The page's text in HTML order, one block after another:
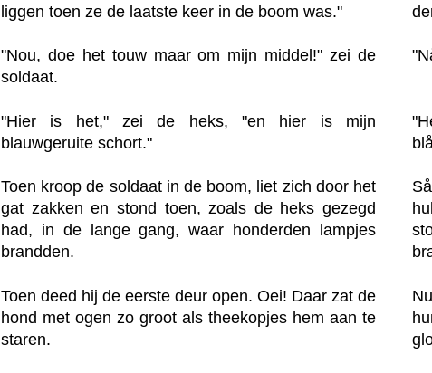
liggen toen ze de laatste keer in de boom was."
"Nou, doe het touw maar om mijn middel!" zei de
soldaat.
"Hier is het," zei de heks, "en hier is mijn
blauwgeruite schort."
Toen kroop de soldaat in de boom, liet zich door het
gat zakken en stond toen, zoals de heks gezegd
had, in de lange gang, waar honderden lampjes
brandden.
Toen deed hij de eerste deur open. Oei! Daar zat de
hond met ogen zo groot als theekopjes hem aan te
staren.